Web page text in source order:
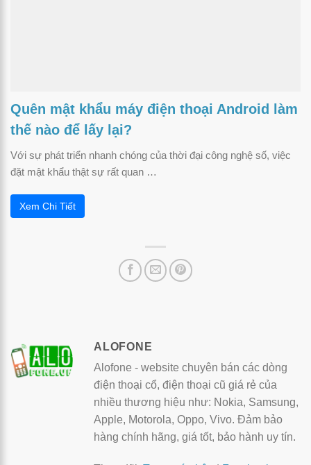
Quên mật khẩu máy điện thoại Android làm
thế nào để lấy lại?
Với sự phát triển nhanh chóng của thời đại công nghệ số, việc
đặt mật khẩu thật sự rất quan …
Xem Chi Tiết
ALOFONE
Alofone - website chuyên bán các dòng
điện thoại cổ, điện thoại cũ giá rẻ của
nhiều thương hiệu như: Nokia, Samsung,
Apple, Motorola, Oppo, Vivo. Đảm bảo
hàng chính hãng, giá tốt, bảo hành uy tín.